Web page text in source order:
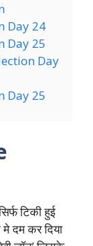
Day 24
Day 25
Day
Day 25
टिकी हुई
मे दम कर दिया